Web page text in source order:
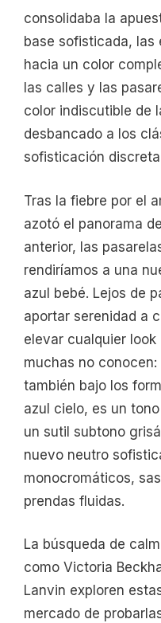
consolidaba la
base sofisticada, las
hacia un color
las calles y las
color indiscutible de
desbancado a los
sofisticación
Tras la fiebre por el
azotó el panorama
anterior, las
rendiríamos a una
azul bebé. Lejos de
aportar serenidad a
elevar cualquier look
muchas no
también bajo los
azul cielo, es un
un sutil subtono
nuevo neutro
monocromáticos,
prendas fluidas.
La búsqueda de
como Victoria
Lanvin exploren
mercado de